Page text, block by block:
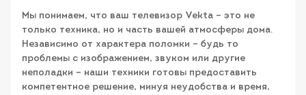
Мы понимаем, что ваш телевизор Vekta – это не
только техника, но и часть вашей атмосферы дома.
Независимо от характера поломки – будь то
проблемы с изображением, звуком или другие
неполадки – наши техники готовы предоставить
компетентное решение, минуя неудобства и время,